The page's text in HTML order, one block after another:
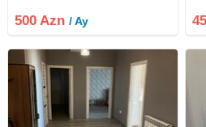
məsafədə yerləşir. Bakı, Mehli
yaşayış kompleksi#ok8944 100
500 Azn/ Ay